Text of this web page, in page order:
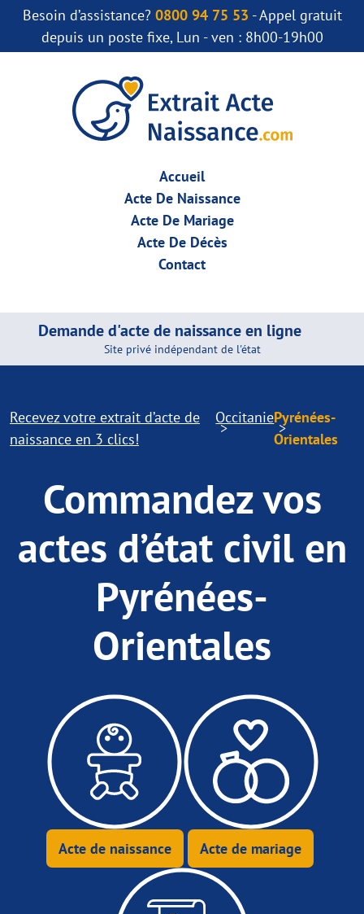
Besoin d’assistance? 0800 94 75 53 - Appel gratuit
depuis un poste fixe, Lun - ven : 8h00-19h00
Accueil
Acte De Naissance
Acte De Mariage
Acte De Décès
Contact
Demande d'acte de naissance en ligne
Site privé indépendant de l'état
Recevez votre extrait d’acte de
naissance en 3 clics!
OccitaniePyrénées-
Orientales
Commandez vos
actes d’état civil en
Pyrénées-
Orientales
Acte de naissance Acte de mariage